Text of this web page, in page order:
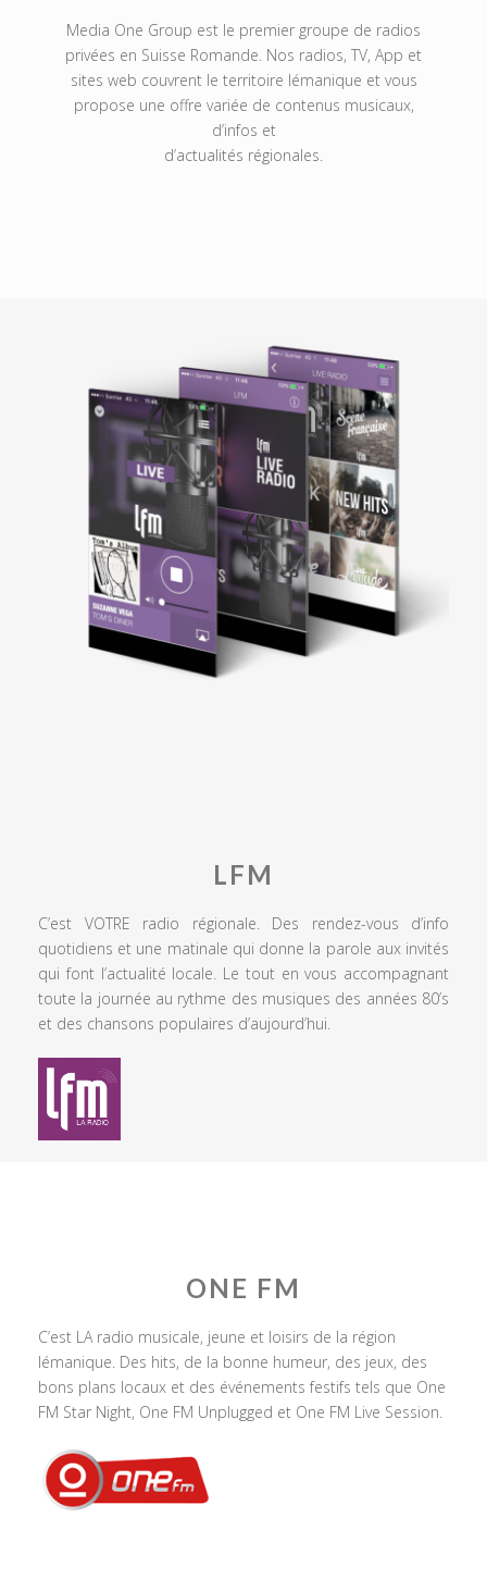
Media One Group est le premier groupe de radios
privées en Suisse Romande. Nos radios, TV, App et
sites web couvrent le territoire lémanique et vous
propose une offre variée de contenus musicaux,
d’infos et
d’actualités régionales.
LFM
C’est VOTRE radio régionale. Des rendez-vous d’info
quotidiens et une matinale qui donne la parole aux invités
qui font l’actualité locale. Le tout en vous accompagnant
toute la journée au rythme des musiques des années 80’s
et des chansons populaires d’aujourd’hui.
ONE FM
C’est LA radio musicale, jeune et loisirs de la région
lémanique. Des hits, de la bonne humeur, des jeux, des
bons plans locaux et des événements festifs tels que One
FM Star Night, One FM Unplugged et One FM Live Session.